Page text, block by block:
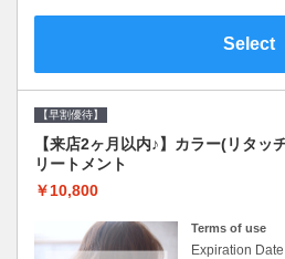
Select
【早割優待】
【来店2ヶ月以内♪】カラー(リタッ
リートメント
￥10,800
Terms of use
Expiration Date